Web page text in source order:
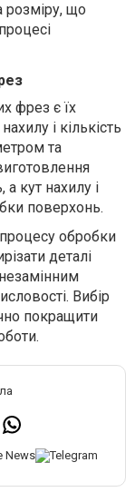
розміру, що
фрез є їх
і кількість
та
а кут нахилу і
поверхонь.
обробки
деталі
Вибір
покращити